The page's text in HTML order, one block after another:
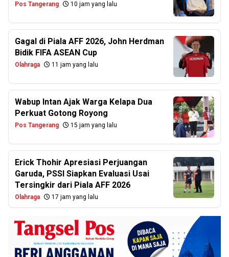
Pos Tangerang 10 jam yang lalu
Gagal di Piala AFF 2026, John Herdman
Bidik FIFA ASEAN Cup
Olahraga 11 jam yang lalu
Wabup Intan Ajak Warga Kelapa Dua
Perkuat Gotong Royong
Pos Tangerang 15 jam yang lalu
Erick Thohir Apresiasi Perjuangan
Garuda, PSSI Siapkan Evaluasi Usai
Tersingkir dari Piala AFF 2026
Olahraga 17 jam yang lalu